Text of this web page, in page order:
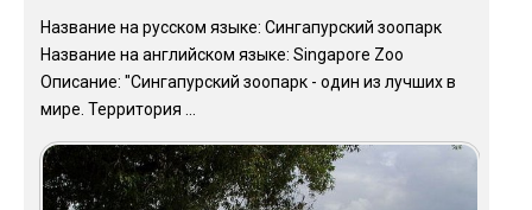
Название на русском языке: Сингапурский зоопарк
Название на английском языке: Singapore Zoo
Описание: "Сингапурский зоопарк - один из лучших в
мире. Территория ...